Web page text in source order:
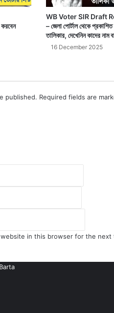
WB Voter SIR Draft
– জেলা পোর্টাল থেকে
তালিকার, দেখেনিন কাদের নাম
16 December 2025
published. Required fields are
website in this browser for the next